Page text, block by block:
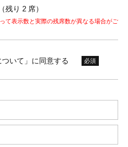
（残り 2 席）
て表示数と実際の残席数が異なる場合がご
ついて」に同意する 必須